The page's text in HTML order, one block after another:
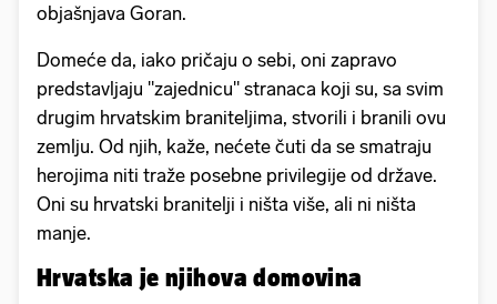
objašnjava Goran.
Domeće da, iako pričaju o sebi, oni zapravo
predstavljaju "zajednicu" stranaca koji su, sa svim
drugim hrvatskim braniteljima, stvorili i branili ovu
zemlju. Od njih, kaže, nećete čuti da se smatraju
herojima niti traže posebne privilegije od države.
Oni su hrvatski branitelji i ništa više, ali ni ništa
manje.
Hrvatska je njihova domovina